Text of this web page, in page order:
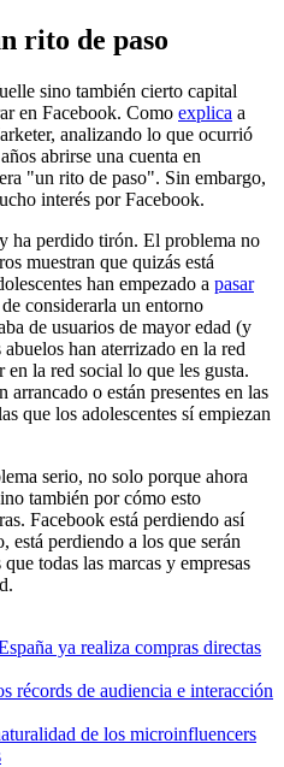
rito de paso
sino también cierto capital
en Facebook. Como explica a
analizando lo que ocurrió
abrirse una cuenta en
"un rito de paso". Sin embargo,
interés por Facebook.
ha perdido tirón. El problema no
muestran que quizás está
han empezado a pasar
considerarla un entorno
de usuarios de mayor edad (y
han aterrizado en la red
la red social lo que les gusta.
o están presentes en las
que los adolescentes sí empiezan
serio, no solo porque ahora
también por cómo esto
Facebook está perdiendo así
está perdiendo a los que serán
todas las marcas y empresas
ya realiza compras directas
récords de audiencia e interacción
de los microinfluencers